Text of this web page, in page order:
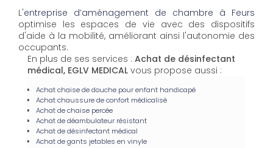
L'entreprise d’aménagement de chambre à Feurs
optimise les espaces de vie avec des dispositifs
d'aide à la mobilité, améliorant ainsi l'autonomie des
occupants.
En plus de ses services : Achat de désinfectant
médical, EGLV MEDICAL vous propose aussi :
Achat chaise de douche pour enfant handicapé
Achat chaussure de confort médicalisé
Achat de chaise percée
Achat de déambulateur résistant
Achat de désinfectant médical
Achat de gants jetables en vinyle